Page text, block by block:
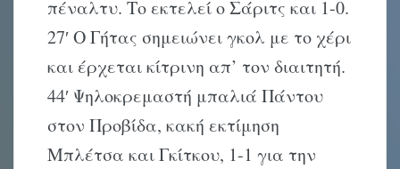
πέναλτυ. Tο εκτελεί ο Σάριτς και 1-0.
27′ O Γήτας σημειώνει γκολ με το χέρι
και έρχεται κίτρινη απ’ τον διαιτητή.
44′ Ψηλοκρεμαστή μπαλιά Πάντου
στον Προβίδα, κακή εκτίμηση
Mπλέτσα και Γκίτκου, 1-1 για την